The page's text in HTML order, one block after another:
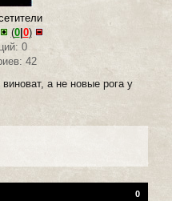
(0| 0)
0
42
а не новые рога у
0